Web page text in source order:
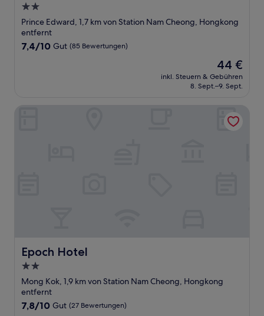
2.0-
Sterne-
Unterkunft
Prince Edward, 1,7 km von Station Nam Cheong, Hongkong
entfernt
7.4
7,4/10 Gut (85 Bewertungen)
Der
Preis
beträgt
44 €
inkl. Steuern & Gebühren
8. Sept.–9. Sept.
Epoch Hotel
Epoch Hotel
2.0-
Sterne-
Unterkunft
Mong Kok, 1,9 km von Station Nam Cheong, Hongkong
entfernt
7.8
7,8/10 Gut (27 Bewertungen)